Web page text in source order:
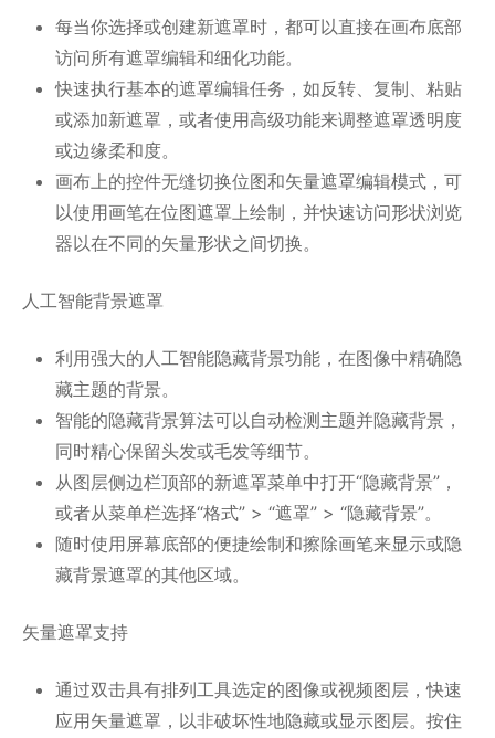
每当你选择或创建新遮罩时，都可以直接在画布底部
访问所有遮罩编辑和细化功能。
快速执行基本的遮罩编辑任务，如反转、复制、粘贴
或添加新遮罩，或者使用高级功能来调整遮罩透明度
或边缘柔和度。
画布上的控件无缝切换位图和矢量遮罩编辑模式，可
以使用画笔在位图遮罩上绘制，并快速访问形状浏览
器以在不同的矢量形状之间切换。
人工智能背景遮罩
利用强大的人工智能隐藏背景功能，在图像中精确隐
藏主题的背景。
智能的隐藏背景算法可以自动检测主题并隐藏背景，
同时精心保留头发或毛发等细节。
从图层侧边栏顶部的新遮罩菜单中打开“隐藏背景”，
或者从菜单栏选择“格式” > “遮罩” > “隐藏背景”。
随时使用屏幕底部的便捷绘制和擦除画笔来显示或隐
藏背景遮罩的其他区域。
矢量遮罩支持
通过双击具有排列工具选定的图像或视频图层，快速
应用矢量遮罩，以非破坏性地隐藏或显示图层。按住